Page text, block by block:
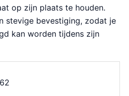
op zijn plaats te houden.
stevige bevestiging, zodat je
kan worden tijdens zijn